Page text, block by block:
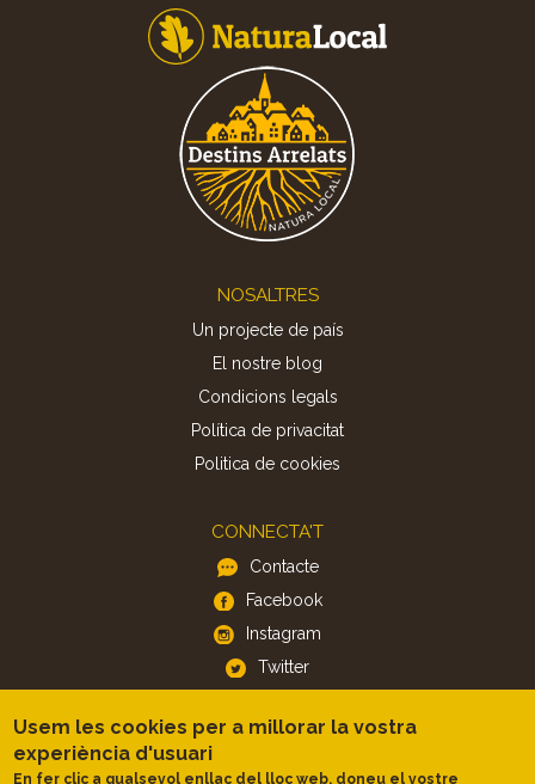
NOSALTRES
Un projecte de país
El nostre blog
Condicions legals
Política de privacitat
Politica de cookies
CONNECTA'T
Contacte
Facebook
Instagram
Twitter
APP
iOS
Usem les cookies per a millorar la vostra
experiència d'usuari
En fer clic a qualsevol enllaç del lloc web, doneu el vostre